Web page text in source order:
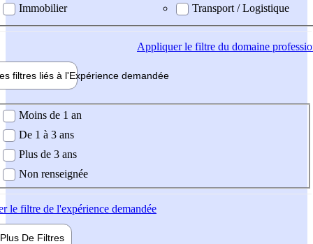
Immobilier
Transport / Logistique
Appliquerle filtre du domaine
filtres liés à l'Expérience demandée
demandée
Moins de 1 an
De 1 à 3 ans
Plus de 3 ans
Non renseignée
le filtre de l'expérience demandée
Plus De Filtres